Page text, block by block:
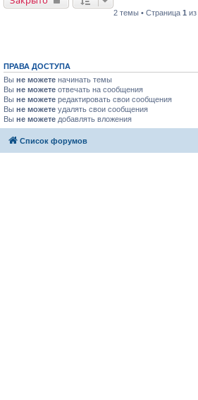
2 темы • Страница 1 из
ПРАВА ДОСТУПА
Вы не можете начинать темы
Вы не можете отвечать на сообщения
Вы не можете редактировать свои сообщения
Вы не можете удалять свои сообщения
Вы не можете добавлять вложения
Список форумов